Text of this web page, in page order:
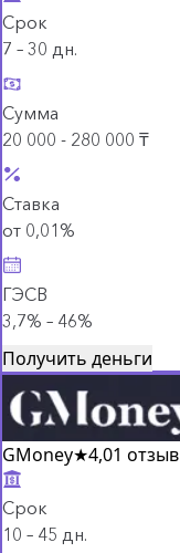
Срок
7 – 30 дн.
Сумма
20 000 - 280 000 ₸
Ставка
от 0,01%
ГЭСВ
3,7% – 46%
Получить деньги
GMoney★4,01 отзыв
Срок
10 – 45 дн.